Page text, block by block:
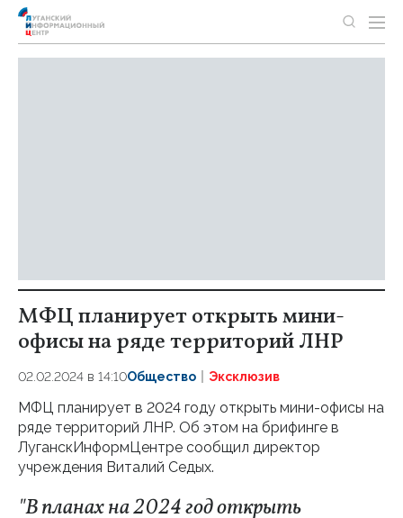
МФЦ планирует открыть мини-
офисы на ряде территорий ЛНР
02.02.2024 в 14:10Общество Эксклюзив
МФЦ планирует в 2024 году открыть мини-офисы на
ряде территорий ЛНР. Об этом на брифинге в
ЛуганскИнформЦентре сообщил директор
учреждения Виталий Седых.
"В планах на 2024 год открыть